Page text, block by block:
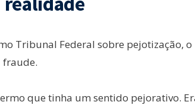
Tribunal Federal sobre pejotização, o
fraude.
que tinha um sentido pejorativo.